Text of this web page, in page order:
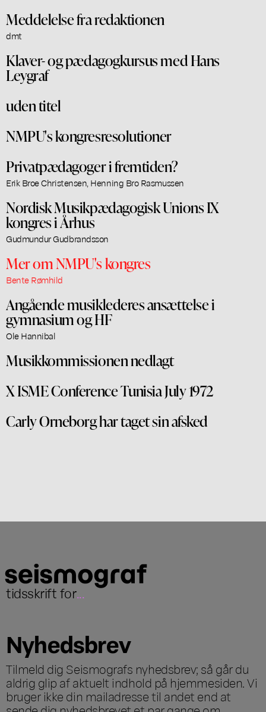
Meddelelse fra redaktionen
dmt
Klaver- og pædagogkursus med Hans
Leygraf
uden titel
NMPU's kongresresolutioner
Privatpædagoger i fremtiden?
Erik Broe Christensen, Henning Bro Rasmussen
Nordisk Musikpædagogisk Unions IX
kongres i Århus
Gudmundur Gudbrandsson
Mer om NMPU's kongres
Bente Rømhild
Angående musiklederes ansættelse i
gymnasium og HF
Ole Hannibal
Musikkommissionen nedlagt
X ISME Conference Tunisia July 1972
Carly Orneborg har taget sin afsked
tidsskrift for...
Nyhedsbrev
Tilmeld dig Seismografs nyhedsbrev; så går du
aldrig glip af aktuelt indhold på hjemmesiden. Vi
bruger ikke din mailadresse til andet end at